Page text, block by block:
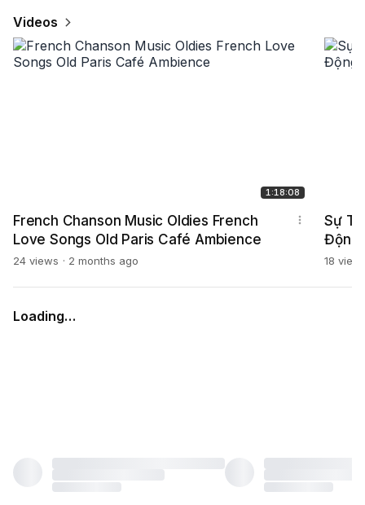
Videos
1:18:08
French Chanson Music Oldies French
Love Songs Old Paris Café Ambience
24 views 2 months ago
Sự
Động
Poker
18
Loading…